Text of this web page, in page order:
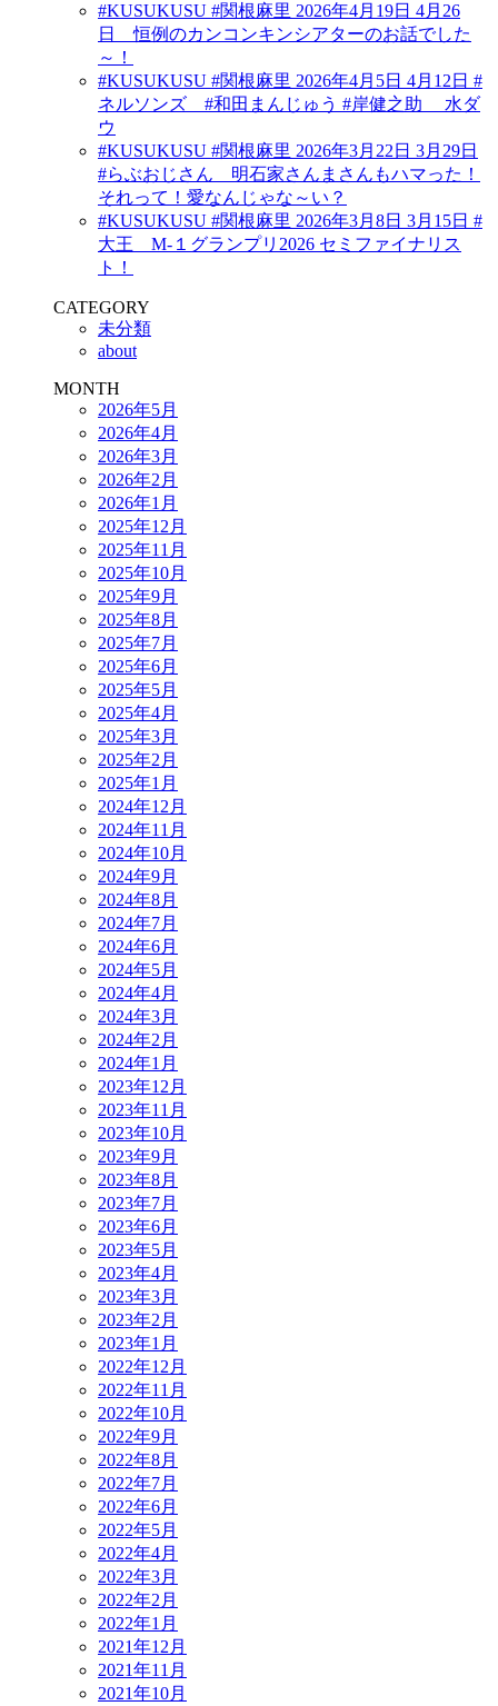
#KUSUKUSU #関根麻里 2026年4月19日 4月26
日 恒例のカンコンキンシアターのお話でした
～！
#KUSUKUSU #関根麻里 2026年4月5日 4月12日 #
ネルソンズ #和田まんじゅう #岸健之助 水ダ
ウ
#KUSUKUSU #関根麻里 2026年3月22日 3月29日
#らぶおじさん 明石家さんまさんもハマった！
それって！愛なんじゃな～い？
#KUSUKUSU #関根麻里 2026年3月8日 3月15日 #
大王 M-１グランプリ2026 セミファイナリス
ト！
CATEGORY
未分類
about
MONTH
2026年5月
2026年4月
2026年3月
2026年2月
2026年1月
2025年12月
2025年11月
2025年10月
2025年9月
2025年8月
2025年7月
2025年6月
2025年5月
2025年4月
2025年3月
2025年2月
2025年1月
2024年12月
2024年11月
2024年10月
2024年9月
2024年8月
2024年7月
2024年6月
2024年5月
2024年4月
2024年3月
2024年2月
2024年1月
2023年12月
2023年11月
2023年10月
2023年9月
2023年8月
2023年7月
2023年6月
2023年5月
2023年4月
2023年3月
2023年2月
2023年1月
2022年12月
2022年11月
2022年10月
2022年9月
2022年8月
2022年7月
2022年6月
2022年5月
2022年4月
2022年3月
2022年2月
2022年1月
2021年12月
2021年11月
2021年10月